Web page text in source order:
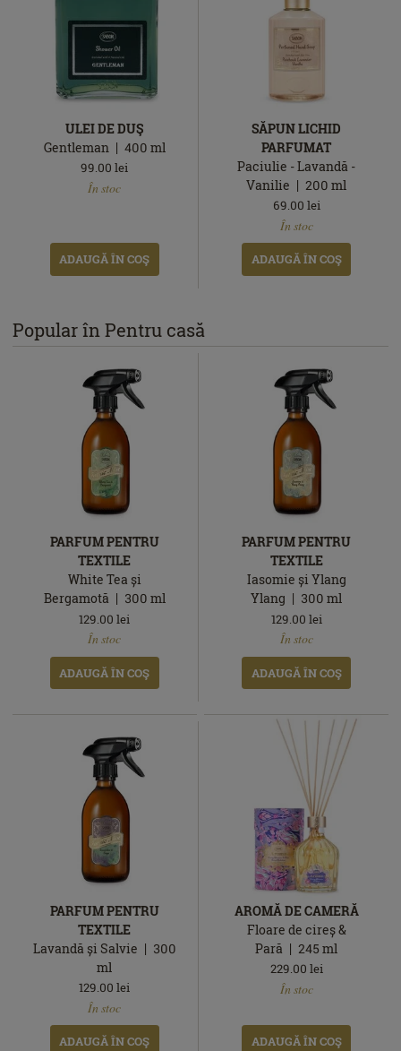
ULEI DE DUŞ
Gentleman
400 ml
99.00 lei
În stoc
ADAUGĂ ÎN COŞ
SĂPUN LICHID
PARFUMAT
Paciulie - Lavandă -
Vanilie
200ml
69.00 lei
În stoc
ADAUGĂ ÎN COŞ
Popular în Pentru casă
PARFUM PENTRU
TEXTILE
White Tea și
Bergamotă
300 ml
129.00 lei
În stoc
ADAUGĂ ÎN COŞ
PARFUM PENTRU
TEXTILE
Iasomie și Ylang
Ylang
300ml
129.00 lei
În stoc
ADAUGĂ ÎN COŞ
PARFUM PENTRU
TEXTILE
Lavandă și Salvie
300
ml
129.00 lei
În stoc
ADAUGĂ ÎN COŞ
AROMĂ DE CAMERĂ
Floare de cireș &
Pară
245ml
229.00 lei
În stoc
ADAUGĂ ÎN COŞ